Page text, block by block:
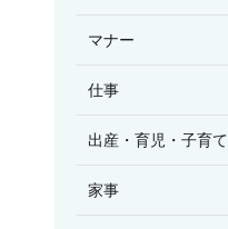
マナー
仕事
出産・育児・子育て
家事